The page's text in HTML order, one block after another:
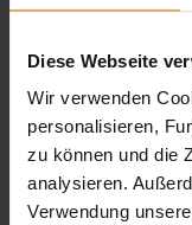
Diese Webseite
Wir verwenden
personalisieren,
zu können und die
analysieren.
Verwendung